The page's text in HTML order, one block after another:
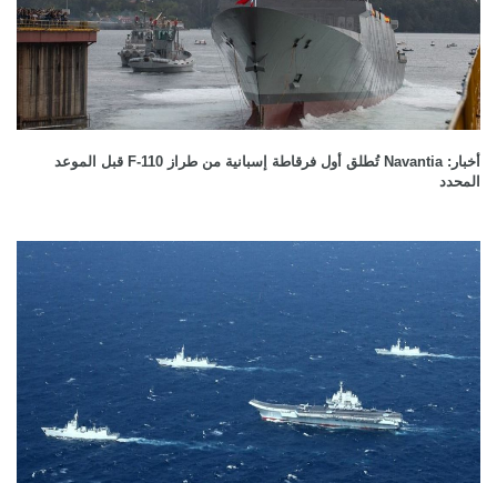
أخبار: Navantia تُطلق أول فرقاطة إسبانية من طراز F-110 قبل الموعد
المحدد